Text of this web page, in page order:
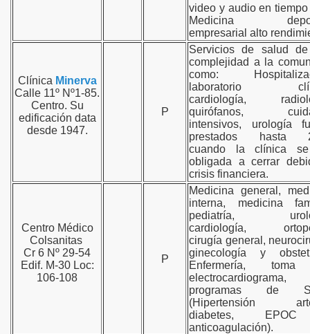
video y audio en
Medicina
empresarial alto
Clínica Minerva
Calle 11º Nº1-85.
Centro. Su
edificación data
desde 1947.
P
Servicios de salud
complejidad a la
como:
laboratorio
cardiología,
quirófanos,
intensivos, urología
prestados hasta
cuando la clínica
obligada a cerrar
crisis financiera.
Centro Médico
Colsanitas
Cr 6 Nº 29-54
Edif. M-30 Loc:
106-108
P
Medicina general,
interna, medicina
pediatría,
cardiología,
cirugía general,
ginecología y
Enfermería,
electrocardiograma,
programas de
(Hipertensión
diabetes,
anticoagulación).